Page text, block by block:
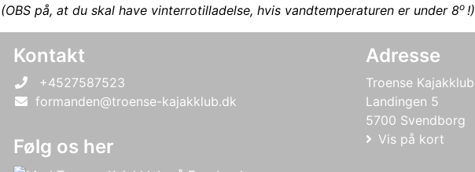
(OBS på, at du skal have vinterrotilladelse, hvis vandtemperaturen er under 8o !)
Kontakt
+4527587523
formanden@troense-kajakklub.dk
Følg os her
Adresse
Troense Kajakklub
Landingen 5
5700 Svendborg
Vis på kort